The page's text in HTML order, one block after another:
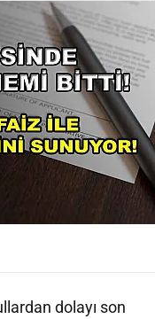
dolayı son